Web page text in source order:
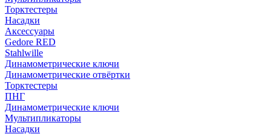
Торктестеры
Насадки
Аксессуары
Gedore RED
Stahlwille
Динамометрические ключи
Динамометрические отвёртки
Торктестеры
ПНГ
Динамометрические ключи
Мультипликаторы
Насадки